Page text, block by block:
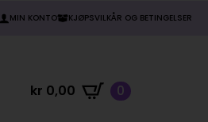
MIN KONTO KJØPSVILKÅR OG BETINGELSER
kr 0,00 0